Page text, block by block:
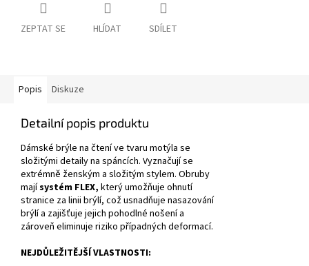
ZEPTAT SE HLÍDAT SDÍLET
Popis Diskuze
Detailní popis produktu
Dámské brýle na čtení ve tvaru motýla se
složitými detaily na spáncích. Vyznačují se
extrémně ženským a složitým stylem. Obruby
majísystém FLEX, který umožňuje ohnutí
stranice za linii brýlí, což usnadňuje nasazování
brýlí a zajišťuje jejich pohodlné nošení a
zároveň eliminuje riziko případných deformací.
NEJDŮLEŽITĚJŠÍ VLASTNOSTI: